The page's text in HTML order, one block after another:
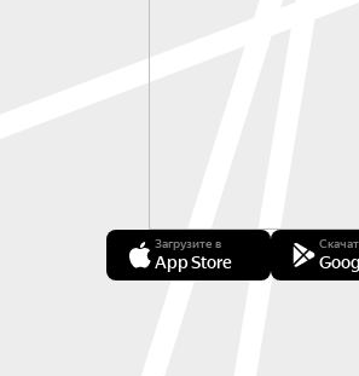
Загрузите в
App Store